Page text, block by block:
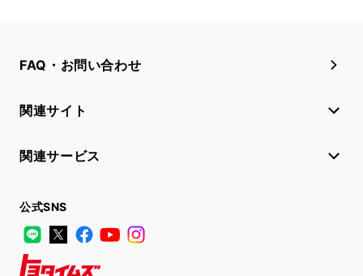
FAQ・お問い合わせ
関連サイト
関連サービス
公式SNS
LINE
X FacebookYouTube